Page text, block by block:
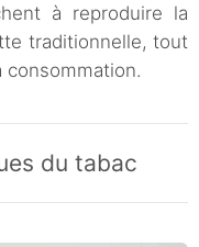
à reproduire la
traditionnelle, tout
consommation.
du tabac